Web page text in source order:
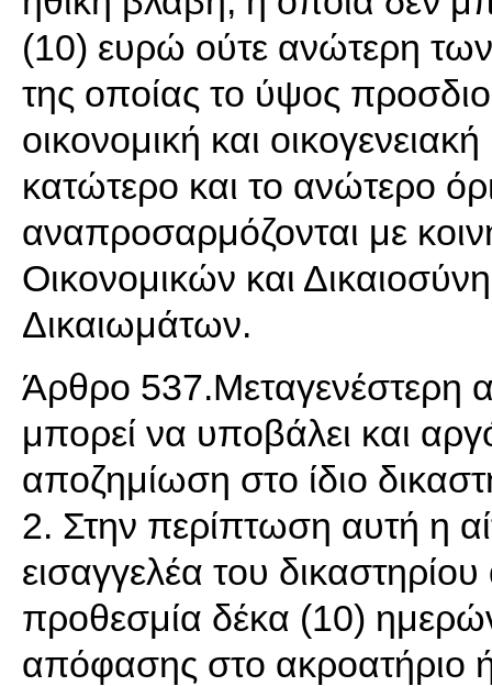
(10) ευρώ ούτε ανώτερη
της οποίας το ύψος
οικονομική και
κατώτερο και το ανώτερο
αναπροσαρμόζονται με
Οικονομικών και
Δικαιωμάτων.
Άρθρο 537.Μεταγενέστερη
μπορεί να υποβάλει και
αποζημίωση στο ίδιο
2. Στην περίπτωση αυτή η
εισαγγελέα του
προθεσμία δέκα (10)
απόφασης στο ακροατήριο